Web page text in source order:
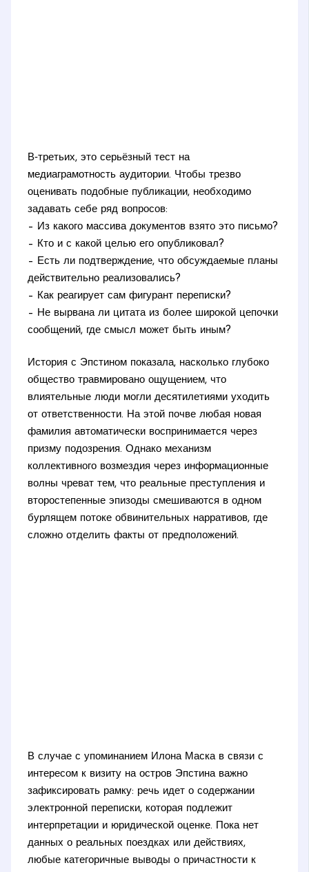
В‑третьих, это серьёзный тест на
медиаграмотность аудитории. Чтобы трезво
оценивать подобные публикации, необходимо
задавать себе ряд вопросов:
– Из какого массива документов взято это письмо?
– Кто и с какой целью его опубликовал?
– Есть ли подтверждение, что обсуждаемые планы
действительно реализовались?
– Как реагирует сам фигурант переписки?
– Не вырвана ли цитата из более широкой цепочки
сообщений, где смысл может быть иным?
История с Эпстином показала, насколько глубоко
общество травмировано ощущением, что
влиятельные люди могли десятилетиями уходить
от ответственности. На этой почве любая новая
фамилия автоматически воспринимается через
призму подозрения. Однако механизм
коллективного возмездия через информационные
волны чреват тем, что реальные преступления и
второстепенные эпизоды смешиваются в одном
бурлящем потоке обвинительных нарративов, где
сложно отделить факты от предположений.
В случае с упоминанием Илона Маска в связи с
интересом к визиту на остров Эпстина важно
зафиксировать рамку: речь идет о содержании
электронной переписки, которая подлежит
интерпретации и юридической оценке. Пока нет
данных о реальных поездках или действиях,
любые категоричные выводы о причастности к